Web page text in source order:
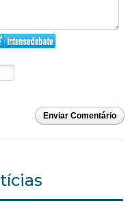
Enviar Comentário